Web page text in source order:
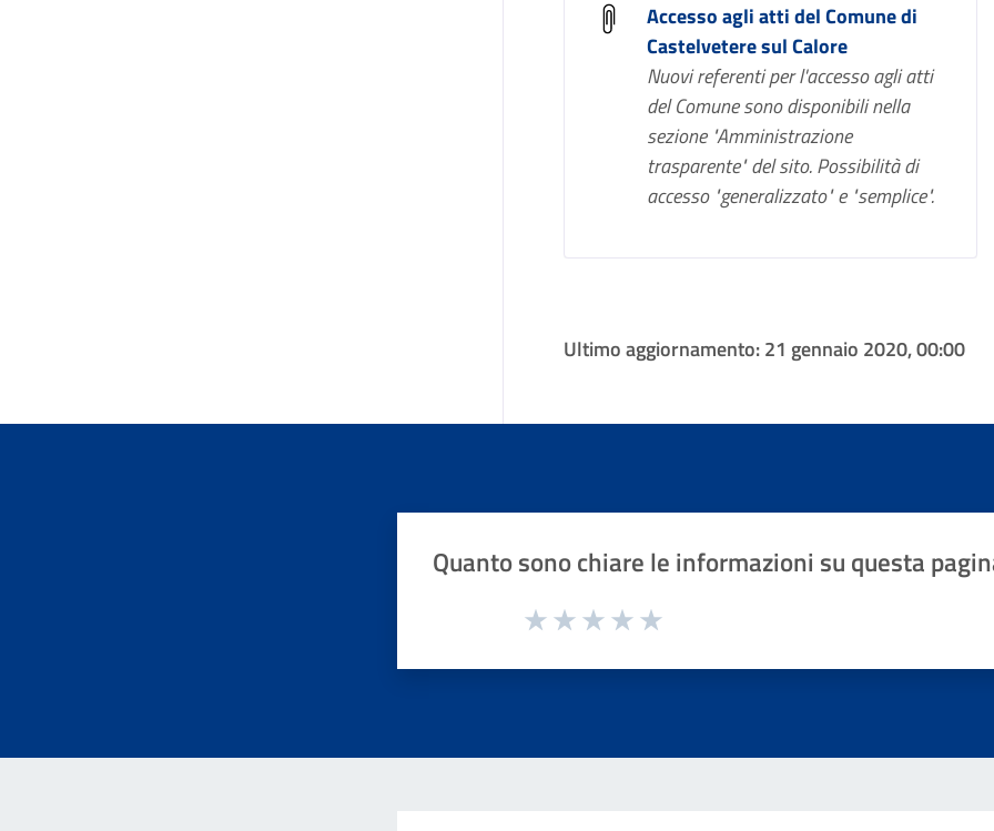
Accesso agli atti del Comune di
Castelvetere sul Calore
Nuovi referenti per l'accesso agli atti
del Comune sono disponibili nella
sezione "Amministrazione
trasparente" del sito. Possibilità di
accesso "generalizzato" e "semplice".
Ultimo aggiornamento:21 gennaio 2020, 00:00
Quanto sono chiare le informazioni su questa
Valuta da 1 a 5 stelle la pagina